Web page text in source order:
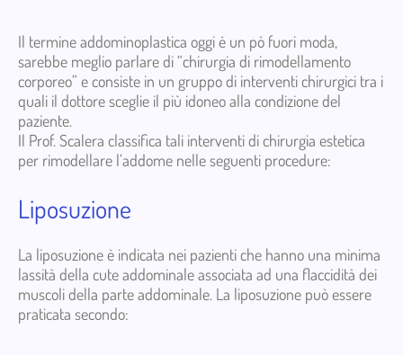
Il termine addominoplastica oggi è un pò fuori moda,
sarebbe meglio parlare di “chirurgia di rimodellamento
corporeo” e consiste in un gruppo di interventi chirurgici tra i
quali il dottore sceglie il più idoneo alla condizione del
paziente.
Il Prof. Scalera classifica tali interventi di chirurgia estetica
per rimodellare l’addome nelle seguenti procedure:
Liposuzione
La liposuzione è indicata nei pazienti che hanno una minima
lassità della cute addominale associata ad una flaccidità dei
muscoli della parte addominale. La liposuzione può essere
praticata secondo: